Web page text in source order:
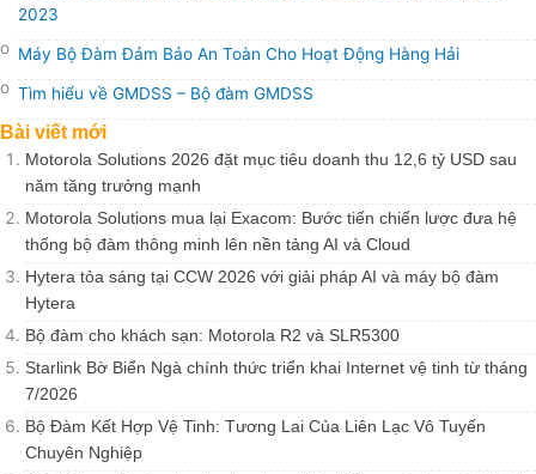
2023
Máy Bộ Đàm Đảm Bảo An Toàn Cho Hoạt Động Hàng Hải
Tìm hiểu về GMDSS – Bộ đàm GMDSS
Bài viết mới
Motorola Solutions 2026 đặt mục tiêu doanh thu 12,6 tỷ USD sau
năm tăng trưởng mạnh
Motorola Solutions mua lại Exacom: Bước tiến chiến lược đưa hệ
thống bộ đàm thông minh lên nền tảng AI và Cloud
Hytera tỏa sáng tại CCW 2026 với giải pháp AI và máy bộ đàm
Hytera
Bộ đàm cho khách sạn: Motorola R2 và SLR5300
Starlink Bờ Biển Ngà chính thức triển khai Internet vệ tinh từ tháng
7/2026
Bộ Đàm Kết Hợp Vệ Tinh: Tương Lai Của Liên Lạc Vô Tuyến
Chuyên Nghiệp